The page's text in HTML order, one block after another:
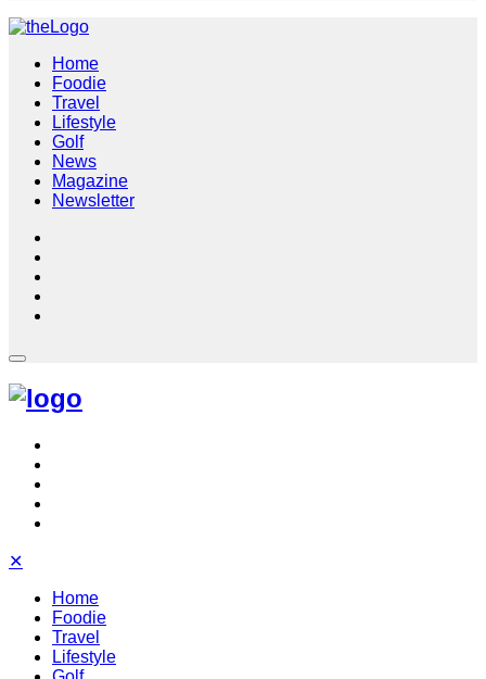
Home
Foodie
Travel
Lifestyle
Golf
News
Magazine
Newsletter
✕
Home
Foodie
Travel
Lifestyle